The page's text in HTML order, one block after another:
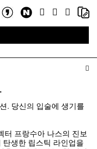
on
Share
on
Facebook
Twitter Google
Plus
on
. 당신의 입술에 생기를
터 프랑수아 나스의 진보
생한 립스틱 라인업을